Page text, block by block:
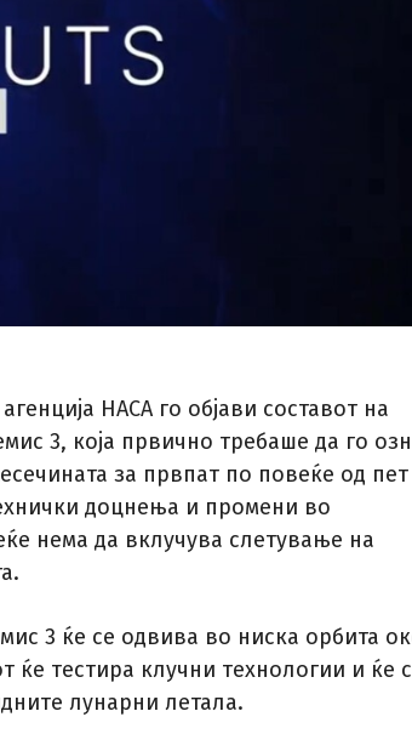
НАСА го објави составот на
3, која првично требаше да го
за првпат по повеќе од пет
доцнења и промени во
нема да вклучува слетување на
3 ќе се одвива во ниска орбита
ќе тестира клучни технологии и ќе
лунарни летала.